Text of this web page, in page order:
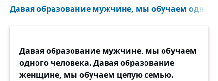
Давая образование мужчине, мы обучаем
Давая образование мужчине, мы обучаем
одного человека. Давая образование
женщине, мы обучаем целую семью.